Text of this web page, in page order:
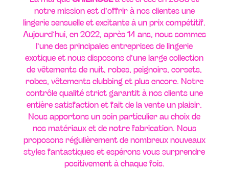
notre mission est d’offrir à nos clientes une
lingerie sensuelle et excitante à un prix compétitif.
Aujourd’hui, en 2022, après 14 ans, nous sommes
l’une des principales entreprises de lingerie
exotique et nous disposons d’une large collection
de vêtements de nuit, robes, peignoirs, corsets,
robes, vêtements clubbing et plus encore. Notre
contrôle qualité strict garantit à nos clients une
entière satisfaction et fait de la vente un plaisir.
Nous apportons un soin particulier au choix de
nos matériaux et de notre fabrication. Nous
proposons régulièrement de nombreux nouveaux
styles fantastiques et espérons vous surprendre
positivement à chaque fois.